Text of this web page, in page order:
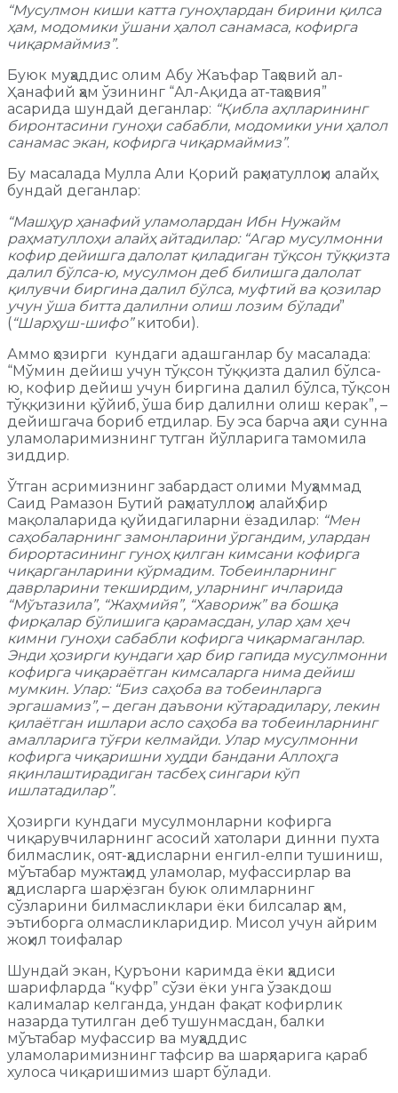
“Мусулмон киши катта гуноҳлардан бирини қилса
ҳам, модомики ўшани ҳалол санамаса, кофирга
чиқармаймиз”.
Буюк муҳаддис олим Абу Жаъфар Таҳовий ал-
Ҳанафий ҳам ўзининг “Ал-Ақида ат-таҳовия”
асарида шундай деганлар: “Қибла аҳлларининг
биронтасини гуноҳи сабабли, модомики уни ҳалол
санамас экан, кофирга чиқармаймиз”.
Бу масалада Мулла Али Қорий раҳматуллоҳи алайҳ
бундай деганлар:
“Машҳур ҳанафий уламолардан Ибн Нужайм
раҳматуллоҳи алайҳ айтадилар: “Агар мусулмонни
кофир дейишга далолат қиладиган тўқсон тўққизта
далил бўлса-ю, мусулмон деб билишга далолат
қилувчи биргина далил бўлса, муфтий ва қозилар
учун ўша битта далилни олиш лозим бўлади”
(“Шарҳуш-шифо”китоби).
Аммо ҳозирги кундаги адашганлар бу масалада:
“Мўмин дейиш учун тўқсон тўққизта далил бўлса-
ю, кофир дейиш учун биргина далил бўлса, тўқсон
тўққизини қўйиб, ўша бир далилни олиш керак”, –
дейишгача бориб етдилар. Бу эса барча аҳли сунна
уламоларимизнинг тутган йўлларига тамомила
зиддир.
Ўтган асримизнинг забардаст олими Муҳаммад
Саид Рамазон Бутий раҳматуллоҳи алайҳ бир
мақолаларида қуйидагиларни ёзадилар: “Мен
саҳобаларнинг замонларини ўргандим, улардан
бирортасининг гуноҳ қилган кимсани кофирга
чиқарганларини кўрмадим. Тобеинларнинг
даврларини текширдим, уларнинг ичларида
“Мўътазила”, “Жаҳмийя”, “Хавориж” ва бошқа
фирқалар бўлишига қарамасдан, улар ҳам ҳеч
кимни гуноҳи сабабли кофирга чиқармаганлар.
Энди ҳозирги кундаги ҳар бир гапида мусулмонни
кофирга чиқараётган кимсаларга нима дейиш
мумкин. Улар: “Биз саҳоба ва тобеинларга
эргашамиз”, – деган даъвони кўтарадилару, лекин
қилаётган ишлари асло саҳоба ва тобеинларнинг
амалларига тўғри келмайди. Улар мусулмонни
кофирга чиқаришни худди бандани Аллоҳга
яқинлаштирадиган тасбеҳ сингари кўп
ишлатадилар”.
Ҳозирги кундаги мусулмонларни кофирга
чиқарувчиларнинг асосий хатолари динни пухта
билмаслик, оят-ҳадисларни енгил-елпи тушиниш,
мўътабар мужтаҳид уламолар, муфассирлар ва
ҳадисларга шарҳ ёзган буюк олимларнинг
сўзларини билмасликлари ёки билсалар ҳам,
эътиборга олмасликларидир. Мисол учун айрим
жоҳил тоифалар
Шундай экан, Қуръони каримда ёки ҳадиси
шарифларда “куфр” сўзи ёки унга ўзакдош
калималар келганда, ундан фақат кофирлик
назарда тутилган деб тушунмасдан, балки
мўътабар муфассир ва муҳаддис
уламоларимизнинг тафсир ва шарҳларига қараб
хулоса чиқаришимиз шарт бўлади.